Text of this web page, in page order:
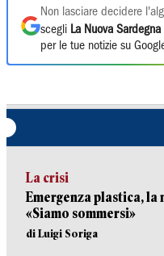
Non lasciare decidere
scegli La Nuova Sardegna
per le tue notizie su
La crisi
Emergenza plastica, la
«Siamo sommersi»
di Luigi Soriga